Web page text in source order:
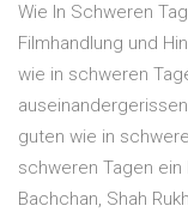
Wie In Schweren
Filmhandlung und
wie in schweren
guten wie in
schweren Tagen ein
Bachchan, Shah